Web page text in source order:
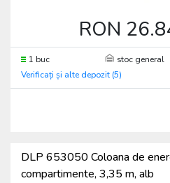
RON
1 buc stoc general
Verificați și alte depozit (5)
DLP 653050 Coloana de
compartimente, 3,35 m, alb